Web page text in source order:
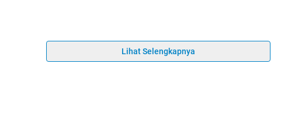
Lihat Selengkapnya